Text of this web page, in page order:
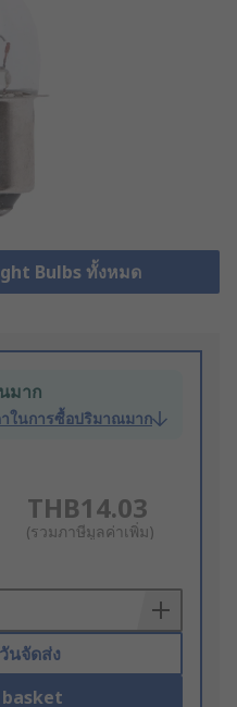
Bulbs ทั้งหมด
มาก
ในการซื้อปริมาณมาก
THB14.03
(รวมภาษีมูลค่าเพิ่ม)
นจัดส่ง